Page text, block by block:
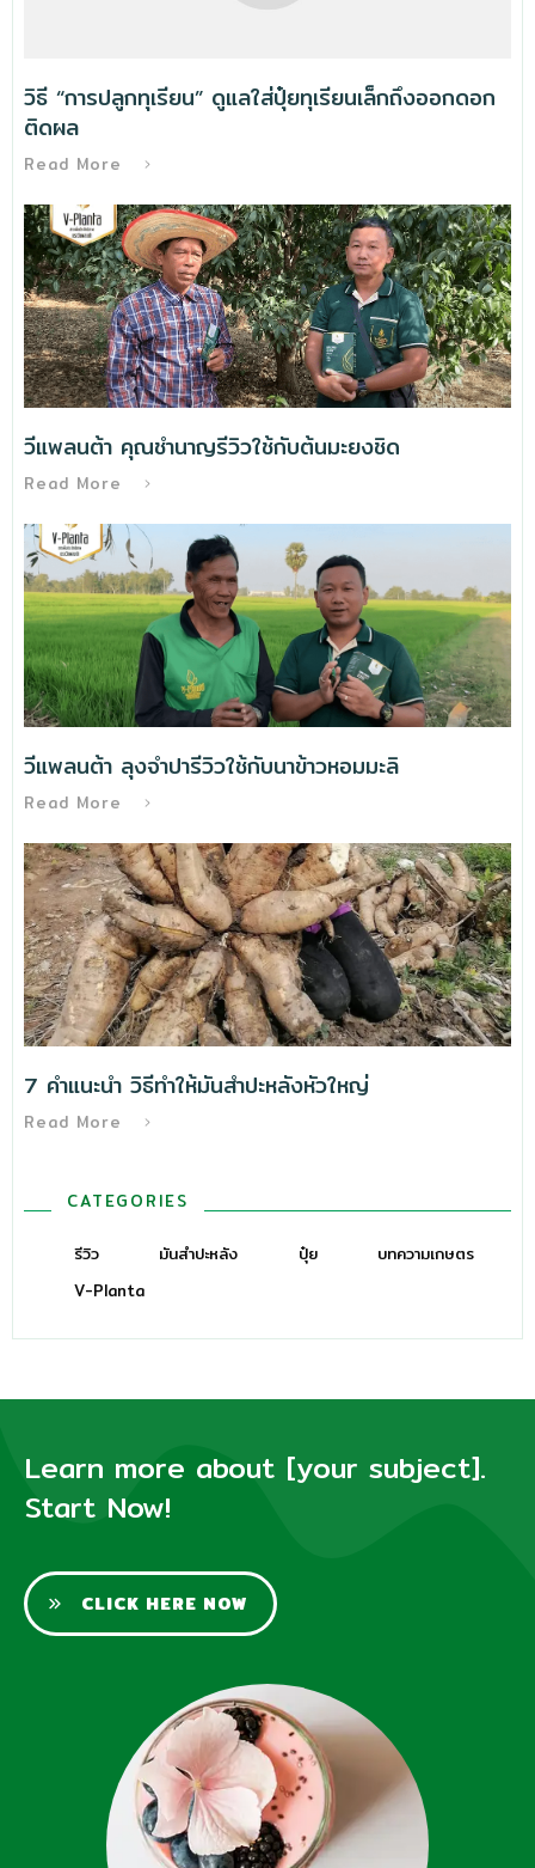
วิธี “การปลูกทุเรียน” ดูแลใส่ปุ๋ยทุเรียนเล็กถึงออกดอก
ติดผล
Read More
วีแพลนต้า คุณชำนาญรีวิวใช้กับต้นมะยงชิด
Read More
วีแพลนต้า ลุงจำปารีวิวใช้กับนาข้าวหอมมะลิ
Read More
7 คำแนะนำ วิธีทําให้มันสำปะหลังหัวใหญ่
Read More
CATEGORIES
รีวิว มันสำปะหลัง ปุ๋ย
บทความเกษตร
V-Planta
Learn more about [your subject].
Start Now!
CLICK HERE NOW